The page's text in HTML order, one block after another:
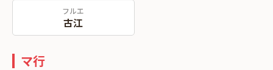
フルエ
古江
マ行